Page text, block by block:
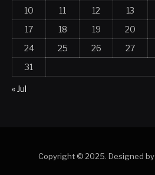
10
11 12 13
17
18 19 20
24
25 26 27
31
« Jul
Copyright © 2025. Designed by